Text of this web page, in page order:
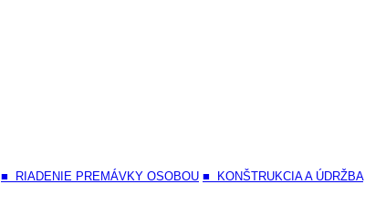
■ RIADENIE PREMÁVKY OSOBOU ■ KONŠTRUKCIA A ÚDRŽBA